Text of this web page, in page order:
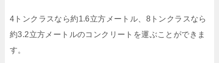
4トンクラスなら約1.6立方メートル、8トンクラスなら
約3.2立方メートルのコンクリートを運ぶことができま
す。